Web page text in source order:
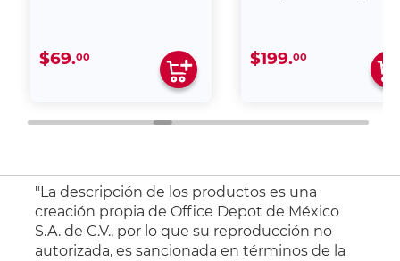
$69.00 $199.00
"La descripción de los productos es una
creación propia de Office Depot de México
S.A. de C.V., por lo que su reproducción no
autorizada, es sancionada en términos de la